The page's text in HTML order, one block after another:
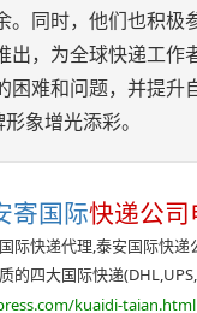
同时，他们也积极
出，为全球快递工
困难和问题，并提
象增光添彩。
寄国际快递公司
际快递代理,泰安国际快
的四大国际快递
kuaidi-taian.html